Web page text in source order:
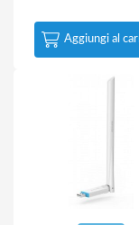
Aggiungi al